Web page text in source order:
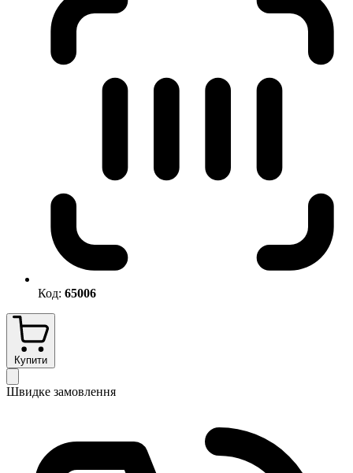
Код: 65006
Купити
Швидке замовлення